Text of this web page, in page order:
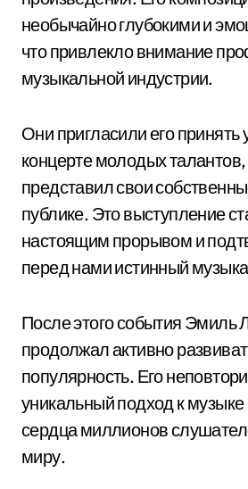
необычайно глубокими и
что привлекло внимание
музыкальной индустрии.
Они пригласили его принять
концерте молодых
представил свои
публике. Это выступление
настоящим прорывом и
перед нами истинный
После этого события Эмиль
продолжал активно
популярность. Его
уникальный подход к
сердца миллионов
миру.